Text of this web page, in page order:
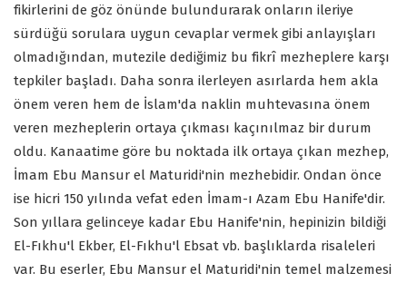
fikirlerini de göz önünde bulundurarak onların ileriye
sürdüğü sorulara uygun cevaplar vermek gibi anlayışları
olmadığından, mutezile dediğimiz bu fikrî mezheplere karşı
tepkiler başladı. Daha sonra ilerleyen asırlarda hem akla
önem veren hem de İslam'da naklin muhtevasına önem
veren mezheplerin ortaya çıkması kaçınılmaz bir durum
oldu. Kanaatime göre bu noktada ilk ortaya çıkan mezhep,
İmam Ebu Mansur el Maturidi'nin mezhebidir. Ondan önce
ise hicri 150 yılında vefat eden İmam-ı Azam Ebu Hanife'dir.
Son yıllara gelinceye kadar Ebu Hanife'nin, hepinizin bildiği
El-Fıkhu'l Ekber, El-Fıkhu'l Ebsat vb. başlıklarda risaleleri
var. Bu eserler, Ebu Mansur el Maturidi'nin temel malzemesi